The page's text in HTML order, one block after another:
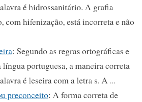
é hidrossanitário. A grafia
com hifenização, está incorreta e não
: Segundo as regras ortográficas e
portuguesa, a maneira correta
é leseira com a letra s. A ...
preconceito: A forma correta de